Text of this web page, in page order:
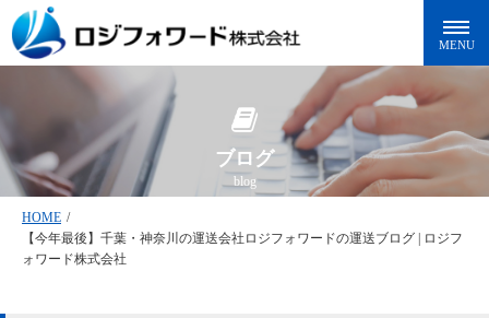
ブログ
blog
HOME /
【今年最後】千葉・神奈川の運送会社ロジフォワードの運送ブログ | ロジフ
ォワード株式会社